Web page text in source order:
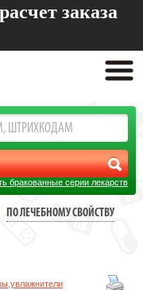
расчет заказа
бракованные серии лекарств
ПО ЛЕЧЕБНОМУ СВОЙСТВУ